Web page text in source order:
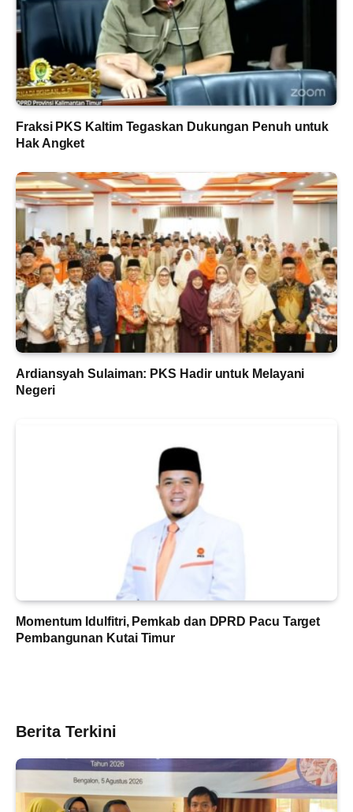
Fraksi PKS Kaltim Tegaskan Dukungan Penuh untuk
Hak Angket
Ardiansyah Sulaiman: PKS Hadir untuk Melayani
Negeri
Momentum Idulfitri, Pemkab dan DPRD Pacu Target
Pembangunan Kutai Timur
Berita Terkini